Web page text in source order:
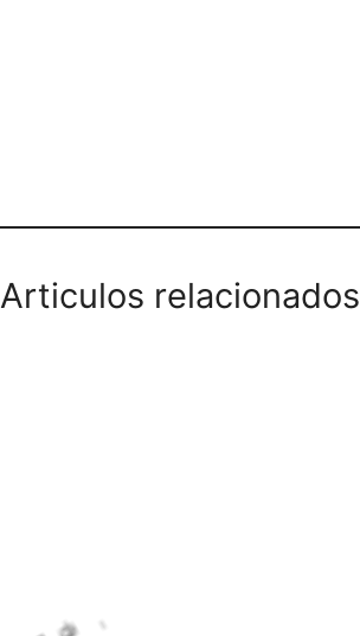
Articulos relacionados